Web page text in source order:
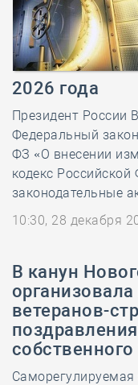
2026 года
Президент России
Федеральный
ФЗ «О внесении
кодекс
законодательные
10:30, 28 декабря
В канун
ветеранов-